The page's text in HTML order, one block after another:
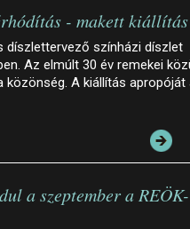
- makett kiállítás
díszlettervező színházi díszlet
Az elmúlt 30 év remekei
A kiállítás apropóját
a szeptember a REÖK-